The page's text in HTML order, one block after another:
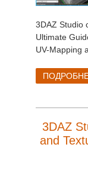
3DAZ Studio
Ultimate
UV-Mapping
3DAZ
and